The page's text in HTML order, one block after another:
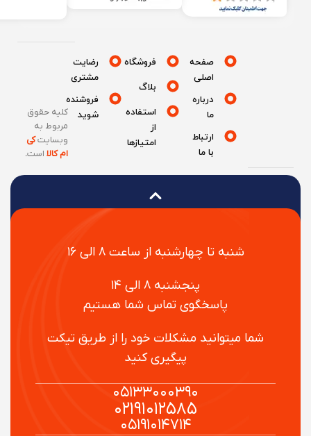
شنبه تا چهارشنبه از ساعت ۸ الی ۱۶
پنجشنبه ۸ الی ۱۴
پاسخگوی تماس شما هستیم
شما میتوانید مشکلات خود را از طریق تیکت
پیگیری کنید
۰۵۱۳۳۰۰۰۳۹۰
۰۲۱۹۱۰۱۲۵۸۵
۰۵۱۹۱۰۱۴۷۱۴
صفحه
درباره
ارتباط
فروشگاه
بلاگ
استفاده
امتیازها
رضایت
مشتری
فروشنده
شوید
کلیه حقوق
مربوط به
وبسایتکی
ام کالااست.